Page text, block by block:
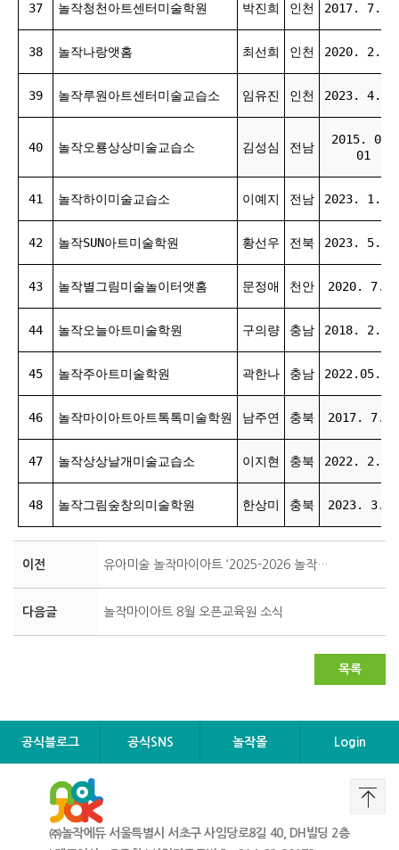
37 놀작청천아트센터미술학원 박진희 인천 2017. 7.
38 놀작나랑앳홈 최선희 인천 2020. 2.
39 놀작루원아트센터미술교습소 임유진 인천 2023. 4.
40 놀작오룡상상미술교습소 김성심 전남
2015. 08.
01
41 놀작하이미술교습소 이예지 전남 2023. 1.
42 놀작SUN아트미술학원 황선우 전북 2023. 5.
43 놀작별그림미술놀이터앳홈 문정애 천안 2020. 7. 6
44 놀작오늘아트미술학원 구의량 충남 2018. 2.
45 놀작주아트미술학원 곽한나 충남
46 놀작마이아트아트톡톡미술학원 남주연 충북 2017. 7. 1
47 놀작상상날개미술교습소 이지현 충북 2022. 2.
48 놀작그림숲창의미술학원 한상미 충북 2023. 3. 3
이전 유아미술 놀작마이아트 ‘2025-2026 놀작우수교육원’ 선정
다음글 놀작마이아트 8월 오픈교육원 소식
목록
공식블로그 공식SNS 놀작몰 Login
㈜놀작에듀 서울특별시 서초구 사임당로8길 40, DH빌딩 2층